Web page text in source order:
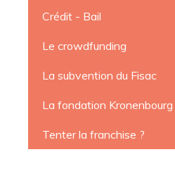
Crédit - Bail
Le crowdfunding
La subvention du Fisac
La fondation Kronenbourg
Tenter la franchise ?